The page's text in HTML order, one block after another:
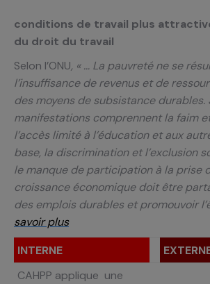
conditions de travail plus
du droit du travail
Selon l’ONU, « … La pauvreté ne se
l’insuffisancede revenus et de
des moyens de subsistance durables.
manifestations comprennent la faim
l’accès limité à l’éducation et aux
base, la discrimination et l’exclusion
le manque de participation à la prise
croissance économique doit être
des emplois durables et promouvoir
savoir plus
INTERNE
CAHPP applique une